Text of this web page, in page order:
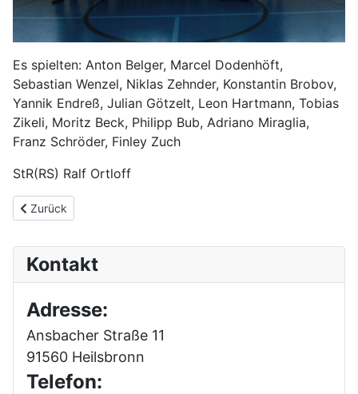
Es spielten: Anton Belger, Marcel Dodenhöft,
Sebastian Wenzel, Niklas Zehnder, Konstantin Brobov,
Yannik Endreß, Julian Götzelt, Leon Hartmann, Tobias
Zikeli, Moritz Beck, Philipp Bub, Adriano Miraglia,
Franz Schröder, Finley Zuch
StR(RS) Ralf Ortloff
Vorheriger Beitrag: Sieg im Regionalfinale
Zurück
Kontakt
Adresse:
Ansbacher Straße 11
91560 Heilsbronn
Telefon: